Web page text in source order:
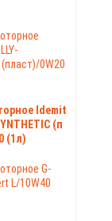
Idemit
(п
(1л)